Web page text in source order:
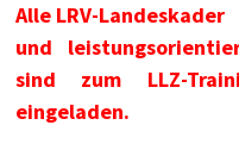
Alle LRV-Landeskader
und
sind zum LLZ-
eingeladen.